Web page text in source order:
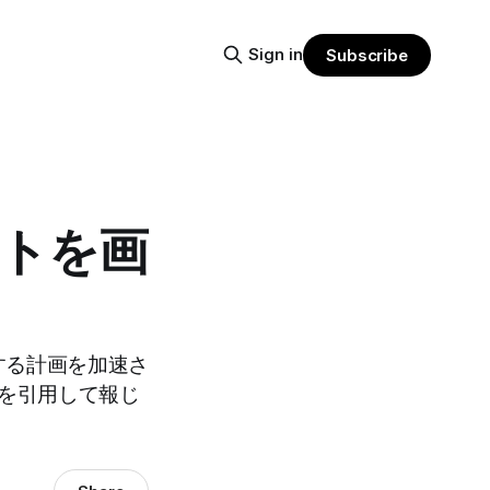
Sign in Subscribe
を画
計画を加速さ
引用して報じ